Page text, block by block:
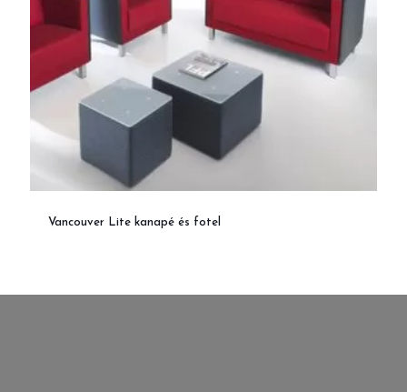
Vancouver Lite kanapé és fotel